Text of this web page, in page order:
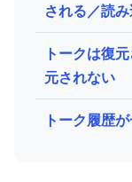
される／読
トークは復
元されない
トーク履歴